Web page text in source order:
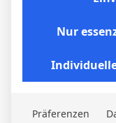
Nur
Präferenzen